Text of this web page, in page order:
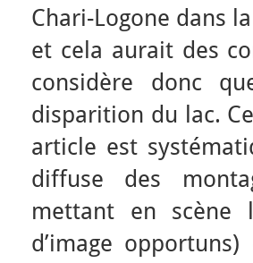
Chari-Logone dans
et cela aurait des
considère donc
disparition du lac.
article est
diffuse des
mettant en
d’image